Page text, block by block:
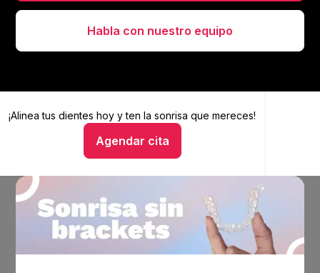
Habla con nuestro equipo
¡Alinea tus dientes hoy yten la sonrisa que mereces!
Agendar cita
Alinea tus dientes hoy y ten la sonrisa que mereces
Hablar con un asesor